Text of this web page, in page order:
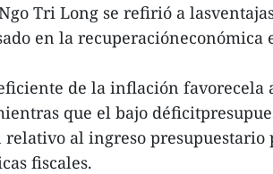
Tri Long se refirió a
en la recuperacióneconómica
de la inflación favorecela
que el bajo
al ingreso presupuestario
fiscales.